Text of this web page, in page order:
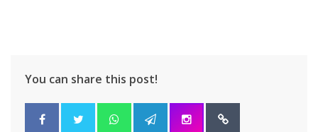
You can share this post!